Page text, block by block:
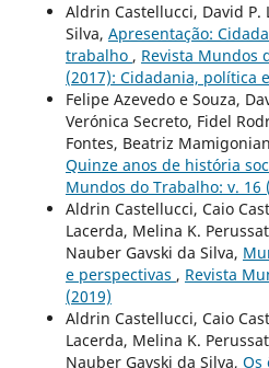
Aldrin Castellucci, David P.
Silva, Apresentação:
trabalho , Revista Mundos
(2017): Cidadania, política
Felipe Azevedo e Souza,
Verónica Secreto, Fidel
Fontes, Beatriz
Quinze anos de história
Mundos do Trabalho: v. 16
Aldrin Castellucci, Caio
Lacerda, Melina K.
Nauber Gavski da Silva,
e perspectivas , Revista
(2019)
Aldrin Castellucci, Caio
Lacerda, Melina K.
Nauber Gavski da Silva, Os